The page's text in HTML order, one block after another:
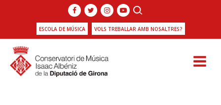
ESCOLA DE MÚSICA VOLS TREBALLAR AMB NOSALTRES?